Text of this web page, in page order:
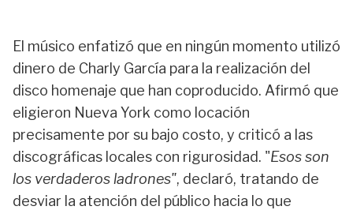
El músico enfatizó que en ningún momento utilizó
dinero de Charly García para la realización del
disco homenaje que han coproducido. Afirmó que
eligieron Nueva York como locación
precisamente por su bajo costo, y criticó a las
discográficas locales con rigurosidad. "Esos son
los verdaderos ladrones", declaró, tratando de
desviar la atención del público hacia lo que